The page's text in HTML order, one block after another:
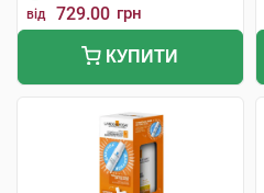
від 729.00 грн
КУПИТИ